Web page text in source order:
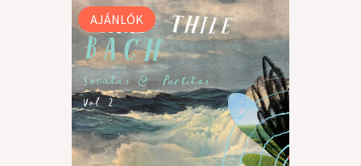
AJÁNLÓK